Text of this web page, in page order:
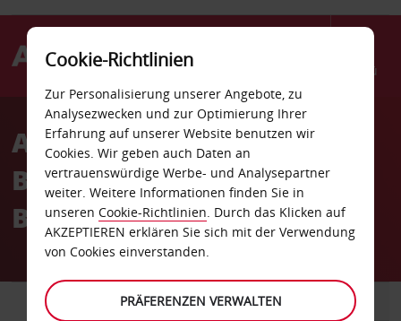
Menü
AvisAutovermietung St Pete
Bch Tradewinds St Pete
Beach
FAHRZEUG TRANSPORTER
Cookie-Richtlinien
Zur Personalisierung unserer Angebote, zu
Analysezwecken und zur Optimierung Ihrer
Erfahrung auf unserer Website benutzen wir
Cookies. Wir geben auch Daten an
vertrauenswürdige Werbe- und Analysepartner
weiter. Weitere Informationen finden Sie in
unseren Cookie-Richtlinien. Durch das Klicken auf
AKZEPTIEREN erklären Sie sich mit der Verwendung
von Cookies einverstanden.
PRÄFERENZEN VERWALTEN